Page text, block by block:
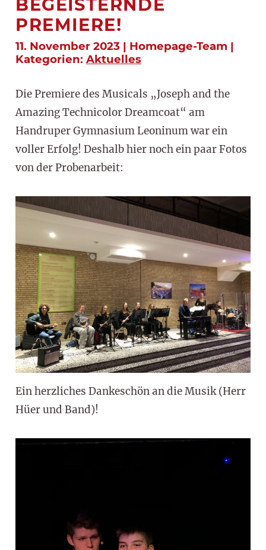
BEGEISTERNDE
PREMIERE!
11. November 2023 | Homepage-Team |
Kategorien: Aktuelles
Die Premiere des Musicals „Joseph and the
Amazing Technicolor Dreamcoat“ am
Handruper Gymnasium Leoninum war ein
voller Erfolg! Deshalb hier noch ein paar Fotos
von der Probenarbeit:
Ein herzliches Dankeschön an die Musik (Herr
Hüer und Band)!